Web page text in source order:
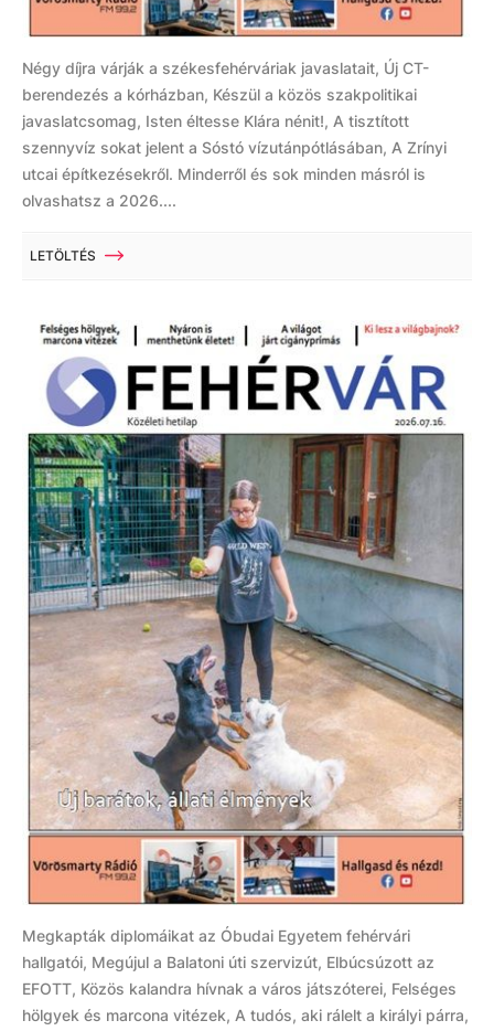
Négy díjra várják a székesfehérváriak javaslatait, Új CT-
berendezés a kórházban, Készül a közös szakpolitikai
javaslatcsomag, Isten éltesse Klára nénit!, A tisztított
szennyvíz sokat jelent a Sóstó vízutánpótlásában, A Zrínyi
utcai építkezésekről. Minderről és sok minden másról is
olvashatsz a 2026....
LETÖLTÉS
Megkapták diplomáikat az Óbudai Egyetem fehérvári
hallgatói, Megújul a Balatoni úti szervizút, Elbúcsúzott az
EFOTT, Közös kalandra hívnak a város játszóterei, Felséges
hölgyek és marcona vitézek, A tudós, aki rálelt a királyi párra,